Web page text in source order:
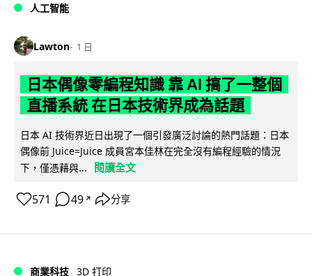
人工智能
Lawton 1 日
日本偶像零編程知識 靠 AI 搞了一整個
直播系統 在日本技術界成為話題
日本 AI 技術界近日出現了一個引發廣泛討論的熱門話題：日本
偶像前 Juice=Juice 成員宮本佳林在完全沒有編程經驗的情況
下，僅憑藉與...
閱讀全文
571 49 ↗ 分享
商業科技 3D 打印